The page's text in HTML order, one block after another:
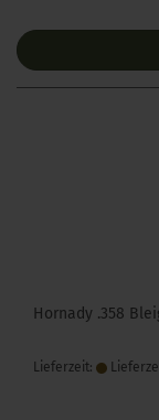
Hornady .358
Lieferzeit: